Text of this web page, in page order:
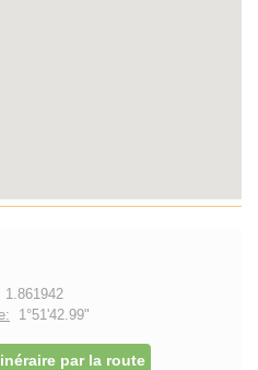
1.861942
1°51'42.99"
par la route